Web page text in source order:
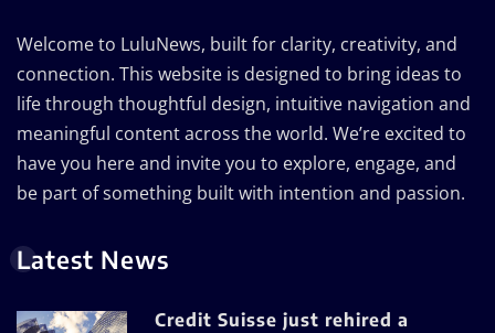
Welcome to LuluNews, built for clarity, creativity, and
connection. This website is designed to bring ideas to
life through thoughtful design, intuitive navigation and
meaningful content across the world. We’re excited to
have you here and invite you to explore, engage, and
be part of something built with intention and passion.
Latest News
Credit Suisse just rehired a